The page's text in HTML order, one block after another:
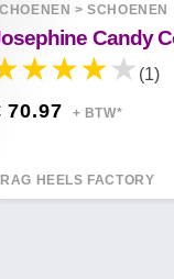
>SCHOENEN
(1)
70.97 + BTW*
HEELS FACTORY